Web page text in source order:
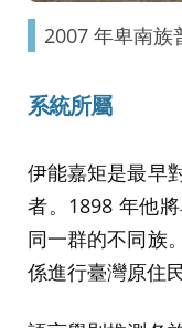
2007 年卑南族
系統所屬
伊能嘉矩是最早
者。1898 年他
同一群的不同族
係進行臺灣原住